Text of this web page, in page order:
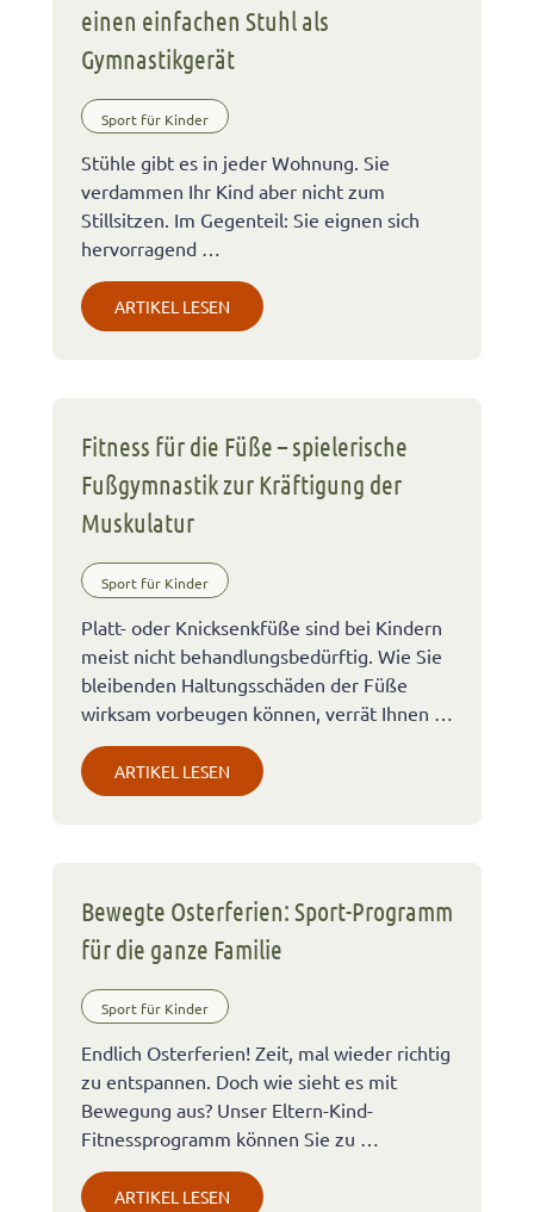
einen einfachen Stuhl als
Gymnastikgerät
Sport für Kinder
Stühle gibt es in jeder Wohnung. Sie
verdammen Ihr Kind aber nicht zum
Stillsitzen. Im Gegenteil: Sie eignen sich
hervorragend …
ARTIKEL LESEN
Fitness für die Füße – spielerische
Fußgymnastik zur Kräftigung der
Muskulatur
Sport für Kinder
Platt- oder Knicksenkfüße sind bei Kindern
meist nicht behandlungsbedürftig. Wie Sie
bleibenden Haltungsschäden der Füße
wirksam vorbeugen können, verrät Ihnen …
ARTIKEL LESEN
Bewegte Osterferien: Sport-Programm
für die ganze Familie
Sport für Kinder
Endlich Osterferien! Zeit, mal wieder richtig
zu entspannen. Doch wie sieht es mit
Bewegung aus? Unser Eltern-Kind-
Fitnessprogramm können Sie zu …
ARTIKEL LESEN